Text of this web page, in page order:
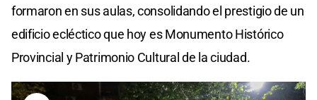
formaron en sus aulas, consolidando el prestigio de un
edificio ecléctico que hoy es Monumento Histórico
Provincial y Patrimonio Cultural de la ciudad.